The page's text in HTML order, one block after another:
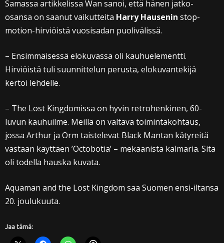
Samassa artikkelissa Wan sanoi, että hänen jatko-
osansa on saanut vaikutteita Harry Hausenin stop-
motion-hirviöistä vuosisadan puolivälissä.
– Ensimmäisessä elokuvassa oli kauhuelementti.
Hirviöistä tuli suunnittelun perusta, elokuvantekijä
kertoi lehdelle.
– The Lost Kingdomissa on hyvin retrohenkinen, 60-
luvun kauhuilme. Meillä on valtava toimintakohtaus,
jossa Arthur ja Orm taistelevat Black Mantan kätyreitä
vastaan käyttäen ’Octobotia’ – mekaanista kalmaria. Sitä
oli todella hauska kuvata.
Aquaman and the Lost Kingdom saa Suomen ensi-iltansa
20. joulukuuta.
Jaa tämä: